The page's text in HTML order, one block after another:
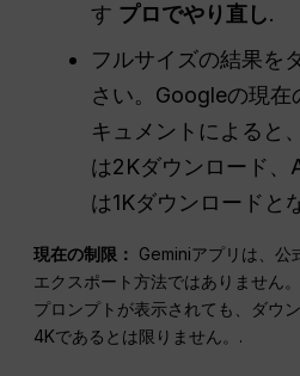
す プロでやり直し.
フルサイズの結果を
さい。Googleの現在
キュメントによると
は2Kダウンロード、
は1Kダウンロードと
現在の制限： Geminiアプリは、公
エクスポート方法ではありません
プロンプトが表示されても、ダウ
4Kであるとは限りません。.